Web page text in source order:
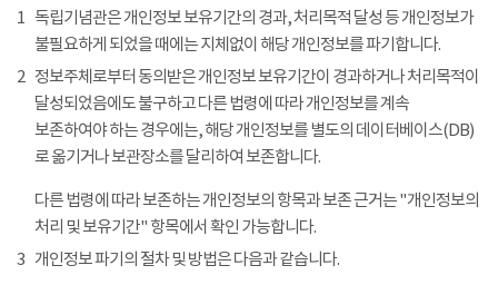
1 독립기념관은 개인정보 보유기간의 경과, 처리목적 달성 등 개인정보가
불필요하게 되었을 때에는 지체없이 해당 개인정보를 파기합니다.
2 정보주체로부터 동의받은 개인정보 보유기간이 경과하거나 처리목적이
달성되었음에도 불구하고 다른 법령에 따라 개인정보를 계속
보존하여야 하는 경우에는, 해당 개인정보를 별도의 데이터베이스(DB)
로 옮기거나 보관장소를 달리하여 보존합니다.
다른 법령에 따라 보존하는 개인정보의 항목과 보존 근거는 "개인정보의
처리 및 보유기간" 항목에서 확인 가능합니다.
3 개인정보 파기의 절차 및 방법은 다음과 같습니다.